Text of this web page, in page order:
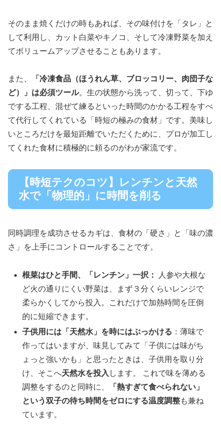
そのまま焼くだけの時もあれば、その味付けを「タレ」と
して利用し、カット白菜やキノコ、そして冷凍野菜を加え
てボリュームアップさせることもあります。
また、
「冷凍食品（ほうれん草、ブロッコリー、肉団子な
ど）」は必須ツール。生の状態から洗って、切って、下ゆ
でする工程、混ぜて練るといった時間のかかる工程をすべ
て代行してくれている「時短の極みの食材」です。美味し
いところだけを最短距離でいただくために、プロが加工し
てくれた食材に積極的に頼るのがわが家流です。
【時短テクのコツ】レンチンと天然
水で「物理的」に時間を削る
同時調理を成功させるカギは、食材の「硬さ」と「味の濃
さ」を上手にコントロールすることです。
根菜はひと手間、「レンチン」一択：
人参や大根な
ど火の通りにくい野菜は、まず３分くらいレンジで
柔らかくしてから投入。これだけで加熱時間を圧倒
的に短縮できます。
子供用には「天然水」を時にはぶっかける ：薄味で
作ってはいますが、味見してみて「子供には味がち
ょっと強いかも」と思ったときは、子供用を取り分
け、そこへ天然水を投入 します。 これで味を薄める
調整をするのと同時に、
「熱すぎて食べられない」
という双子の待ち時間をゼロにする温度調整も兼ね
ています。